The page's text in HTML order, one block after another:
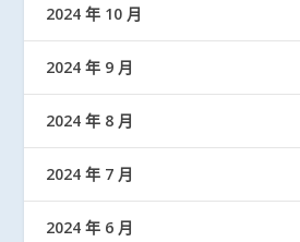
2024 年 10 月
2024 年 9 月
2024 年 8 月
2024 年 7 月
2024 年 6 月